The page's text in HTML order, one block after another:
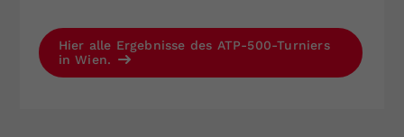
Hier alle Ergebnisse des ATP-500-Turniers
in Wien.